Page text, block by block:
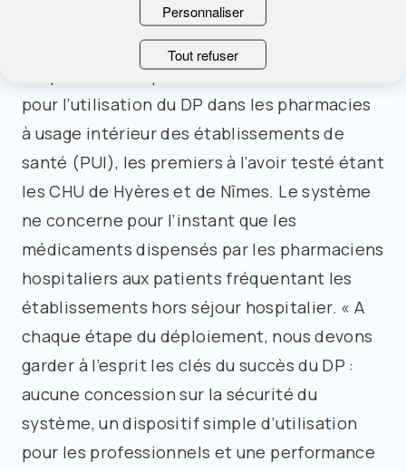
coordination, déjà efficace entre
pharmaciens de ville, fonctionne aussi avec
l’hôpital. Une expérimentation est en cours
pour l’utilisation du DP dans les pharmacies
à usage intérieur des établissements de
santé (PUI), les premiers à l’avoir testé étant
les CHU de Hyères et de Nîmes. Le système
ne concerne pour l’instant que les
médicaments dispensés par les pharmaciens
hospitaliers aux patients fréquentant les
établissements hors séjour hospitalier. « A
chaque étape du déploiement, nous devons
garder à l’esprit les clés du succès du DP :
aucune concession sur la sécurité du
système, un dispositif simple d’utilisation
pour les professionnels et une performance
Personnaliser
Tout refuser